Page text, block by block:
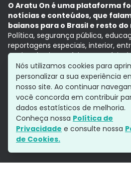
O Aratu On é uma plataforma
notícias e conteúdos, que
baianos para o Brasil e resto do
Política, segurança pública,
reportagens especiais, interior,
Aqui, tudo vira notícia e a notícia
com a credibilidade do Grupo
Grupo Aratu
Política de
Siga-nos
Nós utilizamos cookies para
personalizar a sua experiência
nosso site. Ao continuar
você concorda em contribuir
dados estatísticos de melhoria.
Conheça nossa Política de
Privacidade e consulte nossa
de Cookies.